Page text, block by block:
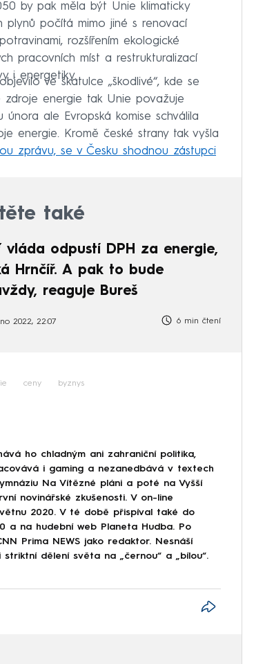
by pak měla být Unie klimaticky
plynů počítá mimo jiné s renovací
rozšířením ekologické
pracovních míst a restrukturalizací
i energetiky.
ve škatulce „škodlivé“, kde se
energie tak Unie považuje
ale Evropská komise schválila
energie. Kromě české strany tak vyšla
zprávu, se v Česku shodnou zástupci
také
vláda odpustí DPH za energie,
Hrnčíř. A pak to bude
reaguje Bureš
2022, 22:07 6 min čtení
ceny byznys
ho chladným ani zahraniční politika,
i gaming a nezanedbává v textech
Na Vítězné pláni a poté na Vyšší
novinářské zkušenosti. V on-line
2020. V té době přispíval také do
a na hudební web Planeta Hudba. Po
Prima NEWS jako redaktor. Nesnáší
dělení světa na „černou“ a „bílou“.